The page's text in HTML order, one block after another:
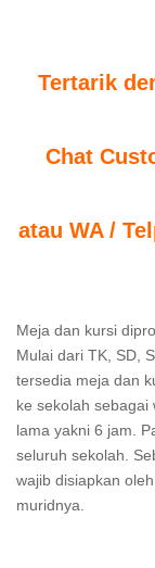
Tertarik
Chat
atau WA /
Meja dan kursi
Mulai dari TK, SD,
tersedia meja dan
ke sekolah
lama yakni 6 jam.
seluruh sekolah.
wajib disiapkan
muridnya.